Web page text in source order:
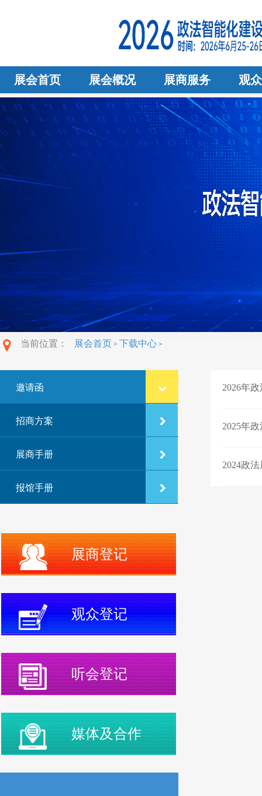
展会首页 展会概况 展商服务 观
当前位置： 展会首页 > 下载中心 >
邀请函
招商方案
展商手册
报馆手册
展商登记
观众登记
听会登记
媒体及合作
2026年
2025年
2024政